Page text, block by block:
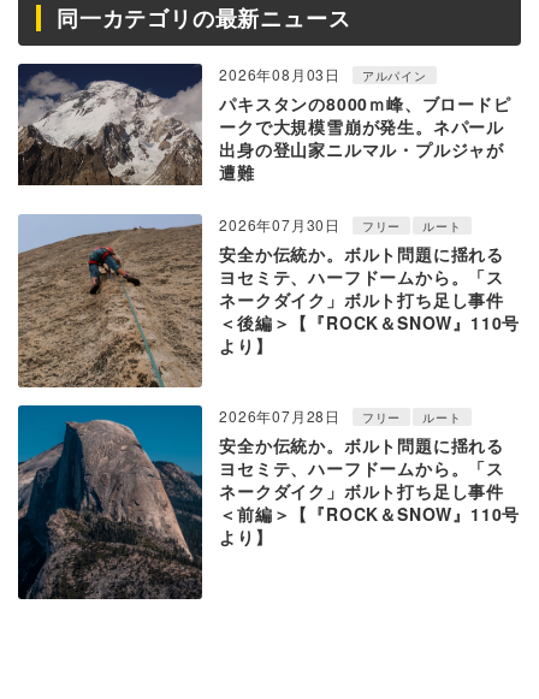
同一カテゴリの最新ニュース
2026年08月03日 アルパイン
パキスタンの8000ｍ峰、ブロードピ
ークで大規模雪崩が発生。ネパール
出身の登山家ニルマル・プルジャが
遭難
2026年07月30日 フリー ルート
安全か伝統か。ボルト問題に揺れる
ヨセミテ、ハーフドームから。「ス
ネークダイク」ボルト打ち足し事件
＜後編＞【『ROCK＆SNOW』110号
より】
2026年07月28日 フリー ルート
安全か伝統か。ボルト問題に揺れる
ヨセミテ、ハーフドームから。「ス
ネークダイク」ボルト打ち足し事件
＜前編＞【『ROCK＆SNOW』110号
より】